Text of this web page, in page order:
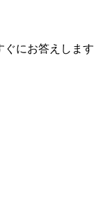
ぐにお答えします